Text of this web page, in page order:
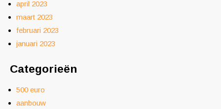
april 2023
maart 2023
februari 2023
januari 2023
Categorieën
500 euro
aanbouw